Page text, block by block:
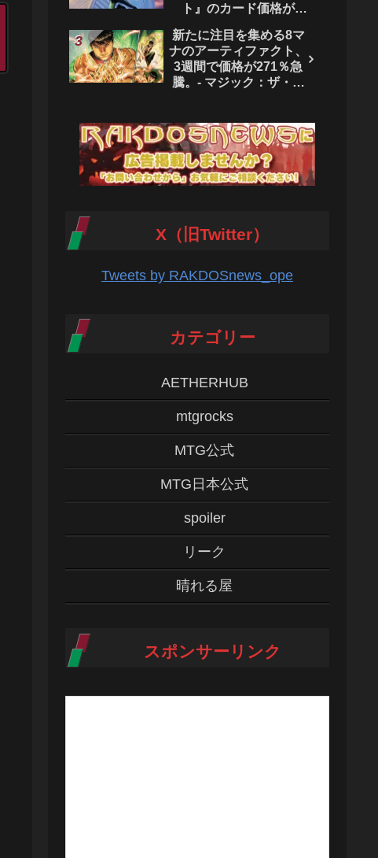
ト』のカード価格が
ク：ザ・ギャザリング
新たに注目を集める8マ
ナのアーティファクト、
3週間で価格が271％急
騰。- マジック：ザ・ギ
X（旧Twitter）
Tweets by RAKDOSnews_ope
カテゴリー
AETHERHUB
mtgrocks
MTG公式
MTG日本公式
spoiler
リーク
晴れる屋
スポンサーリンク